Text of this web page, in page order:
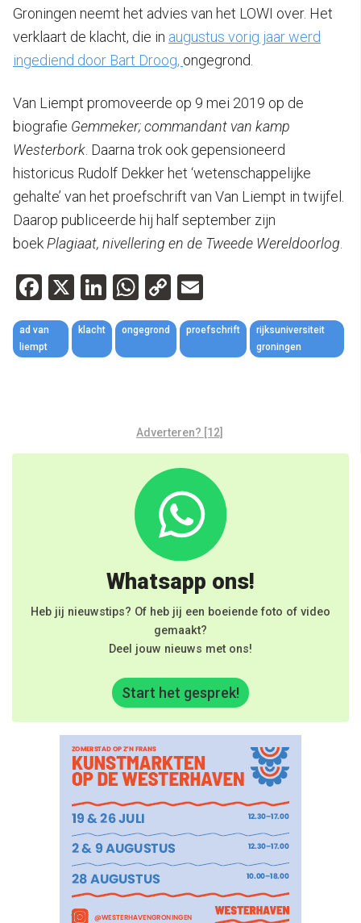
Groningen neemt het advies van het LOWI over. Het
verklaart de klacht, die in augustus vorig jaar werd
ingediend door Bart Droog, ongegrond.
Van Liempt promoveerde op 9 mei 2019 op de
biografie Gemmeker; commandant van kamp
Westerbork. Daarna trok ook gepensioneerd
historicus Rudolf Dekker het ‘wetenschappelijke
gehalte’ van het proefschrift van Van Liempt in twijfel.
Daarop publiceerde hij half september zijn
boekPlagiaat, nivellering en de Tweede Wereldoorlog.
Facebook
X LinkedIn
WhatsApp
Copy
Link
ad van
liempt
klacht ongegrond proefschrift
rijksuniversiteit
groningen
Adverteren? [12]
Whatsapp ons!
Heb jij nieuwstips? Of heb jij een boeiende foto of video
gemaakt?
Deel jouw nieuws met ons!
Start het gesprek!